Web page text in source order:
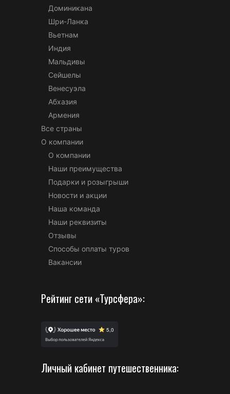
Доминикана
Шри-Ланка
Вьетнам
Индия
Мальдивы
Сейшелы
Венесуэла
Абхазия
Армения
Все страны
О компании
О компании
Наши преимущества
Подарки и розыгрыши
Новости и акции
Наша команда
Наши реквизиты
Отзывы
Способы оплаты туров
Вакансии
Рейтинг сети «Турсфера»:
Личный кабинет путешественника: